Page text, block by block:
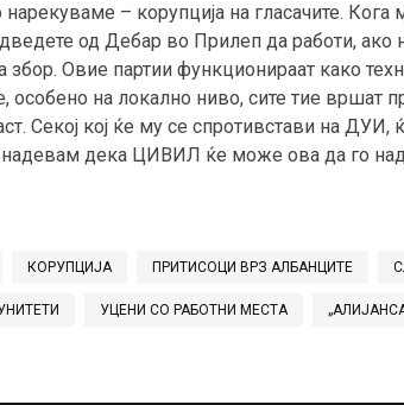
– корупција на гласачите. Кога
од Дебар во Прилеп да работи, ако
збор. Овие партии функционираат како
особено на локално ниво, сите тие вршат
Секој кој ќе му се спротивстави на
дека ЦИВИЛ ќе може ова да го
КОРУПЦИЈА ПРИТИСОЦИ ВРЗ АЛБАНЦИТЕ
УЦЕНИ СО РАБОТНИ МЕСТА